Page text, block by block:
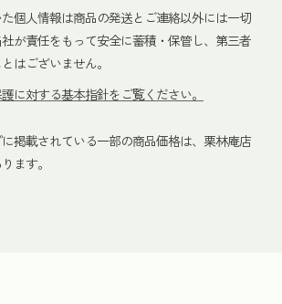
個人情報は商品の発送とご連絡以外には一切
が責任をもって安全に蓄積・保管し、第三者
はございません。
に対する基本指針をご覧ください。
掲載されている一部の商品価格は、栗林庵店
ます。